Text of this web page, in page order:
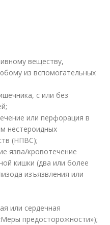
веществу,
из вспомогательных
с или без
или перфорация в
нестероидных
(НПВС);
язва/кровотечение
кишки (два или более
изъязвления или
или сердечная
предосторожности»);